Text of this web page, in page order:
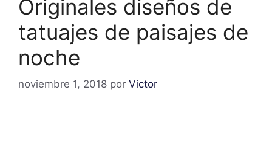
Originales diseños de
tatuajes de paisajes de
noche
noviembre 1, 2018 por Victor